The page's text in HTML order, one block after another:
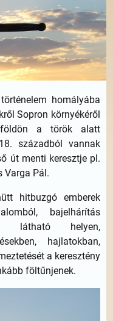
homályába
Sopron környékéről
a török alatt
századból vannak
út menti keresztje pl.
Varga Pál.
hitbuzgó emberek
bajelhárítás
látható helyen,
hajlatokban,
a keresztény
föltűnjenek.